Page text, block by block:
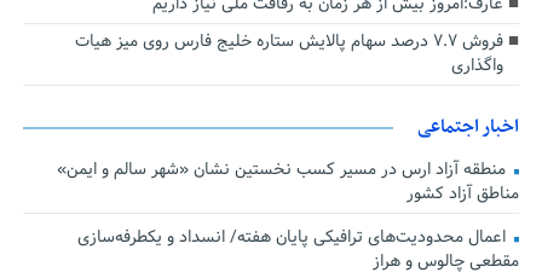
فروش ۷.۷ درصد سهام پالایش ستاره خلیج فارس روی میز هیات
واگذاری
اخبار اجتماعی
منطقه آزاد ارس در مسیر کسب نخستین نشان «شهر سالم و ایمن»
مناطق آزاد کشور
اعمال محدودیت‌های ترافیکی پایان هفته/ انسداد و یکطرفه‌سازی
مقطعی چالوس و هراز